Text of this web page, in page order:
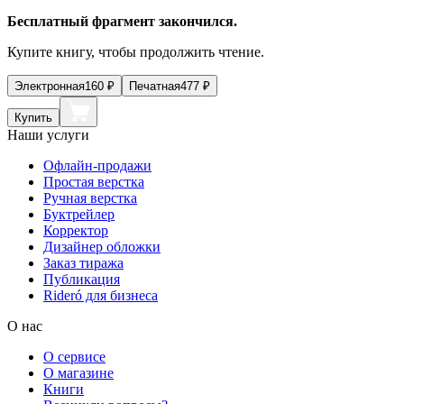
Бесплатный фрагмент закончился.
Купите книгу, чтобы продолжить чтение.
Электронная160 ₽ Печатная477 ₽
Купить
Наши услуги
Офлайн-продажи
Простая верстка
Ручная верстка
Буктрейлер
Корректор
Дизайнер обложки
Заказ тиража
Публикация
Rideró для бизнеса
О нас
О сервисе
О магазине
Книги